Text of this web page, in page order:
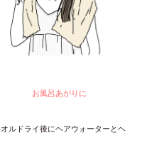
お風呂あがりに
ルドライ後にヘアウォーターとヘ